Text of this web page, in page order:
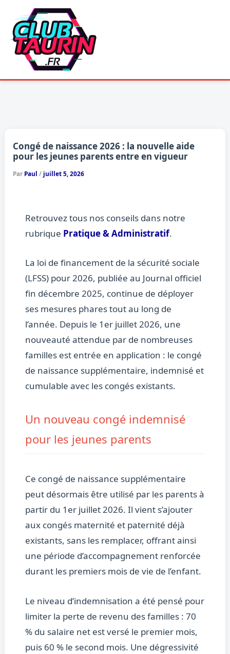
contenu
Congé de naissance 2026 : la nouvelle aide
pour les jeunes parents entre en vigueur
Par Paul / juillet 5, 2026
Retrouvez tous nos conseils dans notre
rubrique Pratique & Administratif.
La loi de financement de la sécurité sociale
(LFSS) pour 2026, publiée au Journal officiel
fin décembre 2025, continue de déployer
ses mesures phares tout au long de
l’année. Depuis le 1er juillet 2026, une
nouveauté attendue par de nombreuses
familles est entrée en application : le congé
de naissance supplémentaire, indemnisé et
cumulable avec les congés existants.
Un nouveau congé indemnisé
pour les jeunes parents
Ce congé de naissance supplémentaire
peut désormais être utilisé par les parents à
partir du 1er juillet 2026. Il vient s’ajouter
aux congés maternité et paternité déjà
existants, sans les remplacer, offrant ainsi
une période d’accompagnement renforcée
durant les premiers mois de vie de l’enfant.
Le niveau d’indemnisation a été pensé pour
limiter la perte de revenu des familles : 70
% du salaire net est versé le premier mois,
puis 60 % le second mois. Une dégressivité